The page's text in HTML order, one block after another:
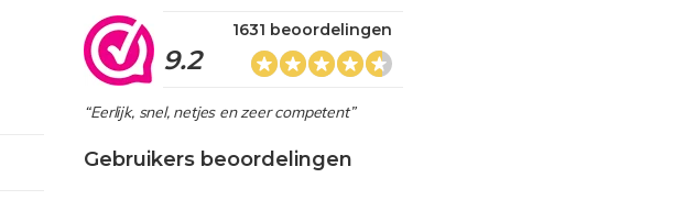
9.2
1631 beoordelingen
“Eerlijk, snel, netjes en zeer competent”
Gebruikers beoordelingen